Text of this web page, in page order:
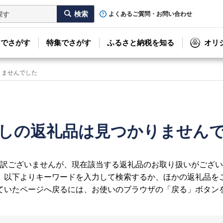
よくあるご質問・お問い合わせ
さがす 特集でさがす ふるさと納税を知る オリ
せんでした
の返礼品は見つかりません
ございませんが、現在該当する返礼品のお取り扱いがござ
以下よりキーワードを入力して検索するか、ほかの返礼品を
いたページへ戻るには、お使いのブラウザの「戻る」ボタン